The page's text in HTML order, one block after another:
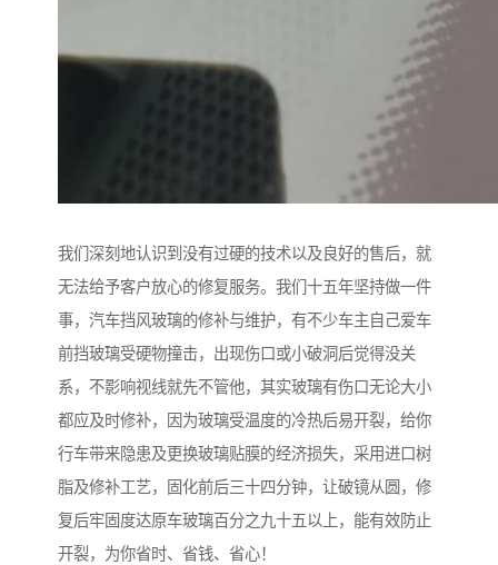
我们深刻地认识到没有过硬的技术以及良好的售后，就
无法给予客户放心的修复服务。我们十五年坚持做一件
事，汽车挡风玻璃的修补与维护，有不少车主自己爱车
前挡玻璃受硬物撞击，出现伤口或小破洞后觉得没关
系，不影响视线就先不管他，其实玻璃有伤口无论大小
都应及时修补，因为玻璃受温度的冷热后易开裂，给你
行车带来隐患及更换玻璃贴膜的经济损失，采用进口树
脂及修补工艺，固化前后三十四分钟，让破镜从圆，修
复后牢固度达原车玻璃百分之九十五以上，能有效防止
开裂，为你省时、省钱、省心！